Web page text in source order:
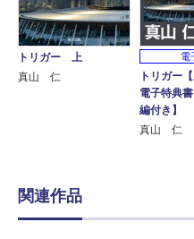
トリガー 上
真山 仁
電
トリガー
電子特典
編付き】
真山 仁
関連作品